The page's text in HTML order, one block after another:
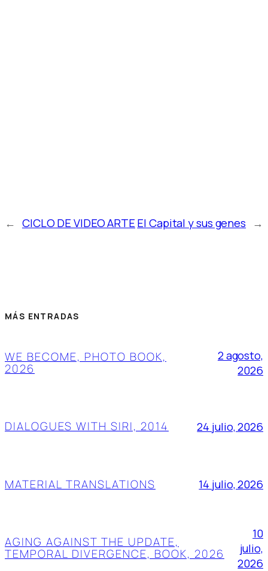
← CICLO DE VIDEO ARTE El Capital y sus genes →
MÁS ENTRADAS
WE BECOME, PHOTO BOOK,
2026
2 agosto,
2026
DIALOGUES WITH SIRI, 2014 24 julio, 2026
MATERIAL TRANSLATIONS 14 julio, 2026
AGING AGAINST THE UPDATE,
TEMPORAL DIVERGENCE, BOOK, 2026
10
julio,
2026